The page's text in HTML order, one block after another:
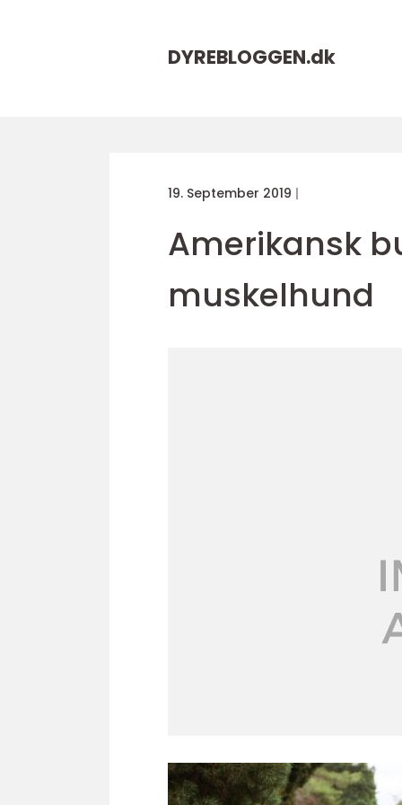
DYREBLOGGEN.dk
19. September 2019
Amerikansk
muskelhund